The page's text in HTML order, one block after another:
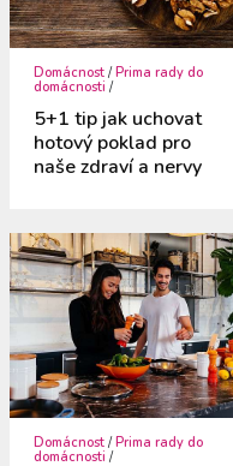
Domácnost / Prima rady do
domácnosti /
5+1 tip jak uchovat
hotový poklad pro
naše zdraví a nervy
Domácnost /Prima rady do
domácnosti /